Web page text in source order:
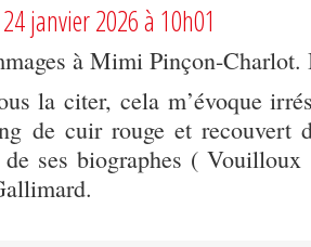
24 janvier 2026 à 10h01
à Mimi Pinçon-Charlot.
la citer, cela m’évoque
de cuir rouge et recouvert
ses biographes ( Vouilloux